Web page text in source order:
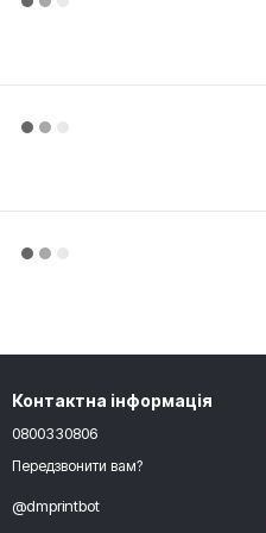
Контактна інформація
0800330806
Передзвонити вам?
@dmprintbot